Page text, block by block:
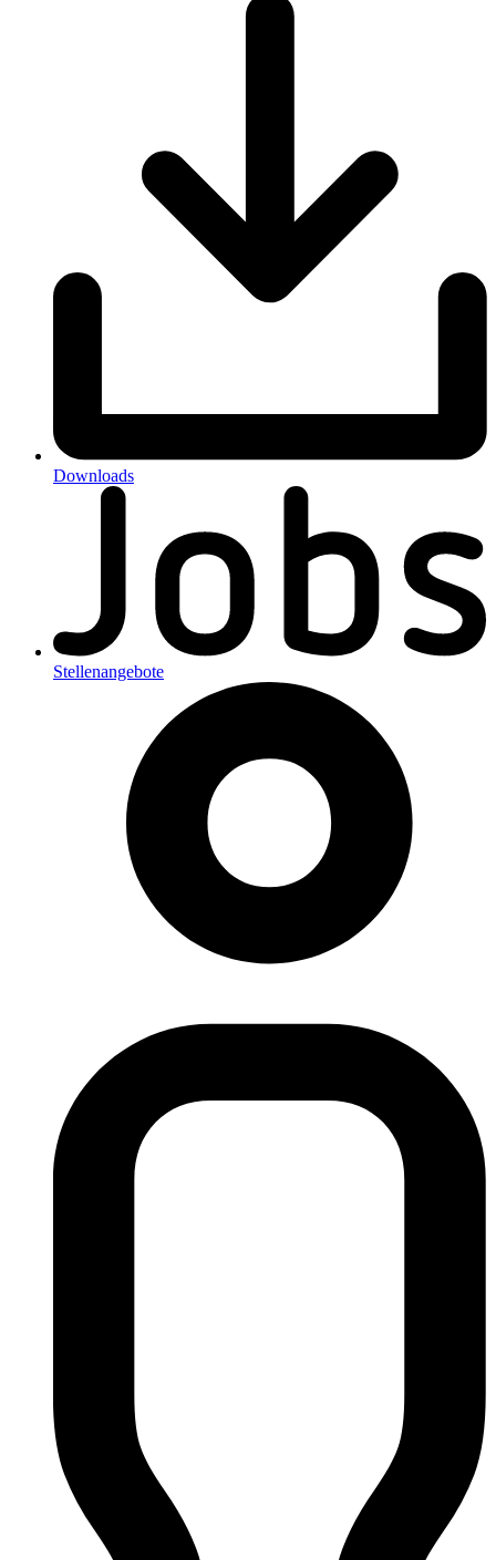
Downloads
Stellenangebote